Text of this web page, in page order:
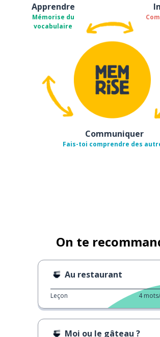
Apprendre
Mémorise du
vocabulaire
Communiquer
Fais-toi comprendre des
On te
Au restaurant
Leçon 4
Moi ou le gâteau ?